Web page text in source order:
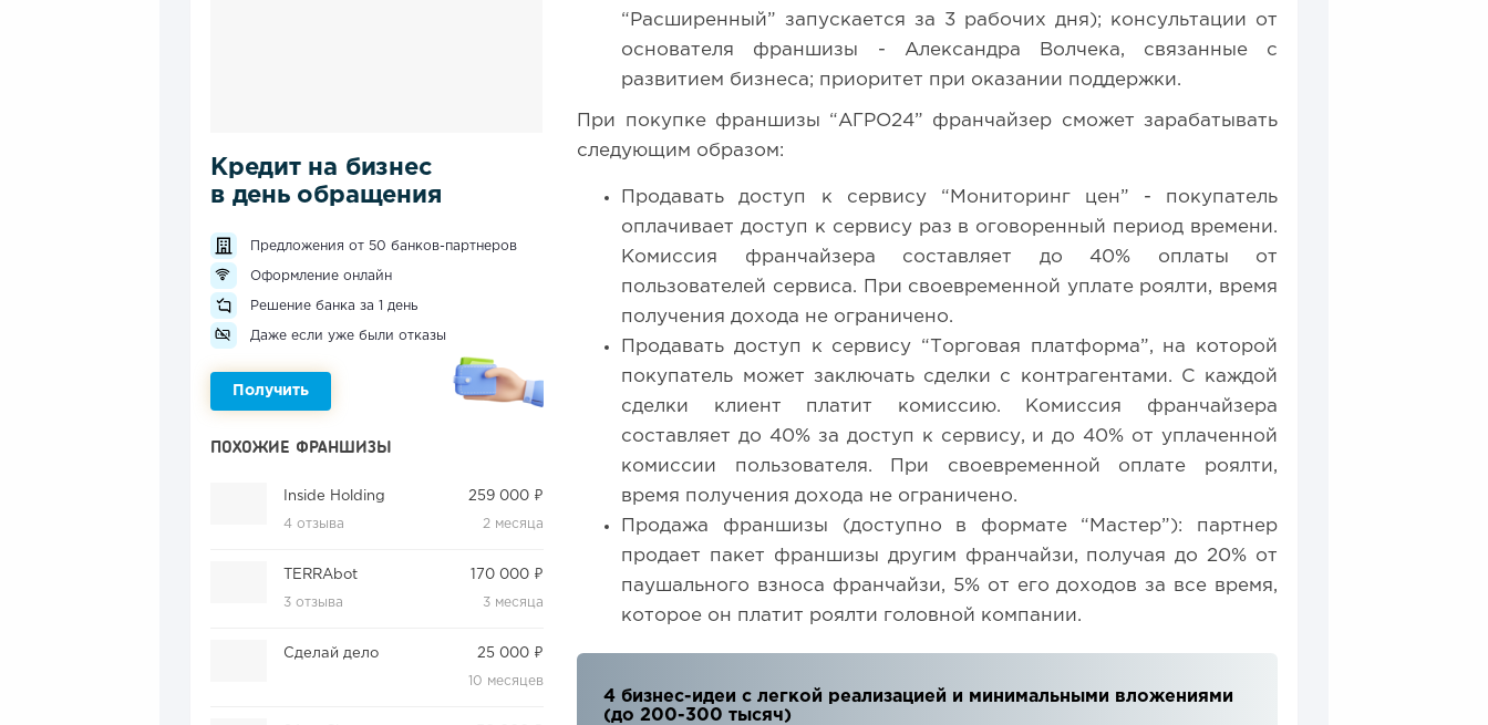
Кредит на бизнес
в день обращения
Предложения от 50 банков-партнеров
Оформление онлайн
Решение банка за 1 день
Даже если уже были отказы
Получить
ПОХОЖИЕ ФРАНШИЗЫ
Inside Holding
4 отзыва
259 000 ₽
2 месяца
TERRAbot
3 отзыва
170 000 ₽
3 месяца
Сделай дело 25 000 ₽
10 месяцев
“Расширенный” запускается за 3 рабочих дня); консультации от
основателя франшизы - Александра Волчека, связанные с
развитием бизнеса; приоритет при оказании поддержки.
При покупке франшизы “АГРО24” франчайзер сможет зарабатывать
следующим образом:
Продавать доступ к сервису “Мониторинг цен” - покупатель
оплачивает доступ к сервису раз в оговоренный период времени.
Комиссия франчайзера составляет до 40% оплаты от
пользователей сервиса. При своевременной уплате роялти, время
получения дохода не ограничено.
Продавать доступ к сервису “Торговая платформа”, на которой
покупатель может заключать сделки с контрагентами. С каждой
сделки клиент платит комиссию. Комиссия франчайзера
составляет до 40% за доступ к сервису, и до 40% от уплаченной
комиссии пользователя. При своевременной оплате роялти,
время получения дохода не ограничено.
Продажа франшизы (доступно в формате “Мастер”): партнер
продает пакет франшизы другим франчайзи, получая до 20% от
паушального взноса франчайзи, 5% от его доходов за все время,
которое он платит роялти головной компании.
4 бизнес-идеи с легкой реализацией и минимальными вложениями
(до 200-300 тысяч)